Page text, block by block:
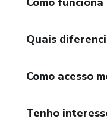
Quais
Como acesso
Tenho